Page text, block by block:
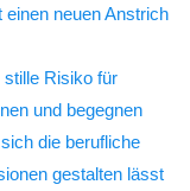
neuen Anstrich
Risiko für
und begegnen
die berufliche
gestalten lässt